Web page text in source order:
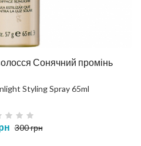
Сонячний промінь
Styling Spray 65ml
300 грн